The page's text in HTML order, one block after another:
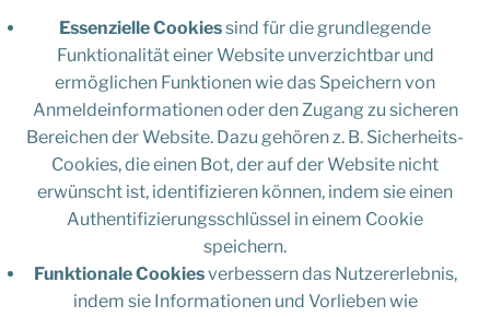
Essenzielle Cookiessind für die grundlegende
Funktionalität einer Website unverzichtbar und
ermöglichen Funktionen wie das Speichern von
Anmeldeinformationen oder den Zugang zu sicheren
Bereichen der Website. Dazu gehören z. B. Sicherheits-
Cookies, die einen Bot, der auf der Website nicht
erwünscht ist, identifizieren können, indem sie einen
Authentifizierungsschlüssel in einem Cookie
speichern.
Funktionale Cookiesverbessern das Nutzererlebnis,
indem sie Informationen und Vorlieben wie